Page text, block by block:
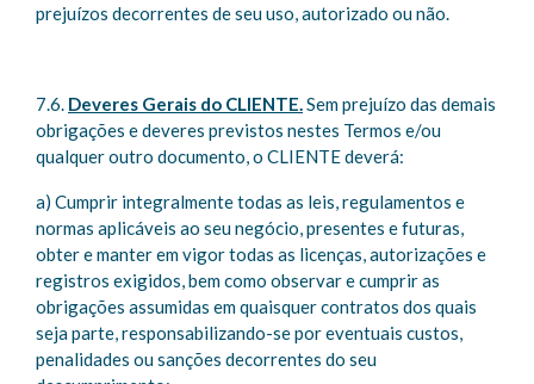
prejuízos decorrentes de seu uso, autorizado ou não.
7.6. Deveres Gerais do CLIENTE.Sem prejuízo das demais
obrigações e deveres previstos nestes Termos e/ou
qualquer outro documento, o CLIENTE deverá:
a) Cumprir integralmente todas as leis, regulamentos e
normas aplicáveis ao seu negócio, presentes e futuras,
obter e manter em vigor todas as licenças, autorizações e
registros exigidos, bem como observar e cumprir as
obrigações assumidas em quaisquer contratos dos quais
seja parte, responsabilizando-se por eventuais custos,
penalidades ou sanções decorrentes do seu